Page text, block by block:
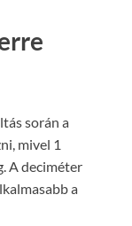
során a
mivel 1
A deciméter
a